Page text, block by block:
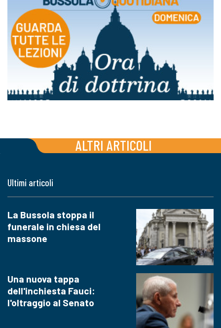
ALTRI ARTICOLI
Ultimi articoli
La Bussola stoppa il
funerale in chiesa del
massone
Una nuova tappa
dell'inchiesta Fauci:
l'oltraggio al Senato